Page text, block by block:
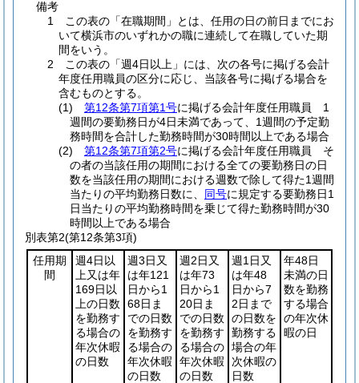
備考
1 この表の「在職期間」とは、任用の日の前日までにお
いて横浜市のいずれかの職に連続して在職していた期
間をいう。
2 この表の「週4日以上」には、次の各号に掲げる会計
年度任用職員の区分に応じ、当該各号に掲げる場合を
含むものとする。
(1)第12条第7項第1号に掲げる会計年度任用職員 1
週間の要勤務日が4日未満であって、1週間の予定勤
務時間を合計した勤務時間が30時間以上である場合
(2)第12条第7項第2号に掲げる会計年度任用職員 そ
の者の当該任用の期間における全ての要勤務日の日
数を当該任用の期間における週数で除して得た1週間
当たりの平均勤務日数に、 同号に規定する要勤務日1
日当たりの平均勤務時間を乗じて得た勤務時間が30
時間以上である場合
別表第2(第12条第3項)
任用期
間
週4日以
上又は年
169日以
上の日数
を勤務す
る場合の
年次休暇
の日数
週3日又
は年121
日から1
68日ま
での日数
を勤務す
る場合の
年次休暇
の日数
週2日又
は年73
日から1
20日ま
での日数
を勤務す
る場合の
年次休暇
の日数
週1日又
は年48
日から7
2日まで
の日数を
勤務する
場合の年
次休暇の
日数
年48日
未満の日
数を勤務
する場合
の年次休
暇の日